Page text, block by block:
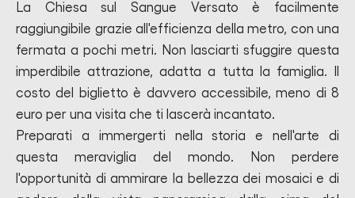
La Chiesa sul Sangue Versato è facilmente
raggiungibile grazie all'efficienza della metro, con una
fermata a pochi metri. Non lasciarti sfuggire questa
imperdibile attrazione, adatta a tutta la famiglia. Il
costo del biglietto è davvero accessibile, meno di 8
euro per una visita che ti lascerà incantato.
Preparati a immergerti nella storia e nell'arte di
questa meraviglia del mondo. Non perdere
l'opportunità di ammirare la bellezza dei mosaici e di